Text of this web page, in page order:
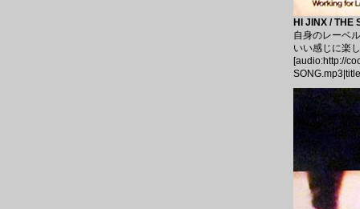
HI JINX / THE
自身のレーベ
いい感じに楽
[audio:http://